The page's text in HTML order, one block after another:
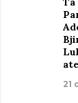
21